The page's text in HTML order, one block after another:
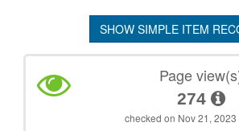
SHOW SIMPLE ITEM
Page
274
checked on Nov 21, 2023